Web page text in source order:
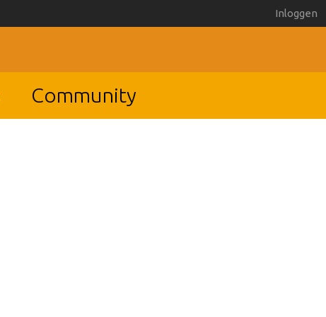
Inloggen
Community